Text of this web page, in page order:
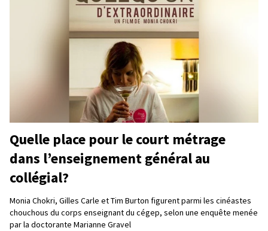
Quelle place pour le court métrage
dans l’enseignement général au
collégial?
Monia Chokri, Gilles Carle et Tim Burton figurent parmi les cinéastes
chouchous du corps enseignant du cégep, selon une enquête menée
par la doctorante Marianne Gravel